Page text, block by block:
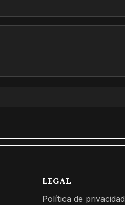
LEGAL
Política de privacidad